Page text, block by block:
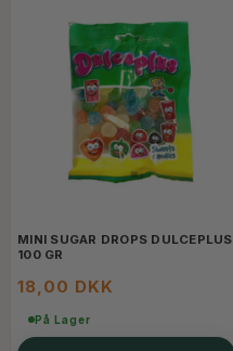
MINI SUGAR DROPS DULCEPLUS
100 GR
18,00 DKK
På Lager